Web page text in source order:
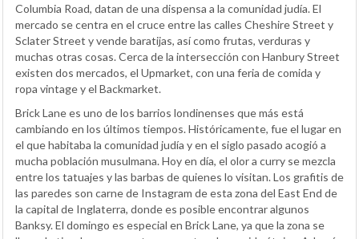
Columbia Road, datan de una dispensa a la comunidad judía. El
mercado se centra en el cruce entre las calles Cheshire Street y
Sclater Street y vende baratijas, así como frutas, verduras y
muchas otras cosas. Cerca de la intersección con Hanbury Street
existen dos mercados, el Upmarket, con una feria de comida y
ropa vintage y el Backmarket.
Brick Lane es uno de los barrios londinenses que más está
cambiando en los últimos tiempos. Históricamente, fue el lugar en
el que habitaba la comunidad judía y en el siglo pasado acogió a
mucha población musulmana. Hoy en día, el olor a curry se mezcla
entre los tatuajes y las barbas de quienes lo visitan. Los grafitis de
las paredes son carne de Instagram de esta zona del East End de
la capital de Inglaterra, donde es posible encontrar algunos
Banksy. El domingo es especial en Brick Lane, ya que la zona se